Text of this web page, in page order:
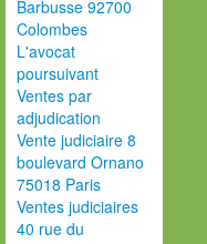
Barbusse 92700
Colombes
L'avocat
poursuivant
Ventes par
adjudication
Vente judiciaire 8
boulevard Ornano
75018 Paris
Ventes judiciaires
40 rue du